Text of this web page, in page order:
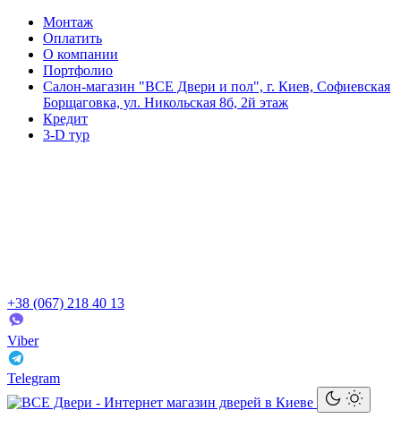
Монтаж
Оплатить
О компании
Портфолио
Салон-магазин "ВСЕ Двери и пол", г. Киев, Софиевская
Борщаговка, ул. Никольская 8б, 2й этаж
Кредит
3-D тур
+38 (067) 218 40 13
Viber
Telegram